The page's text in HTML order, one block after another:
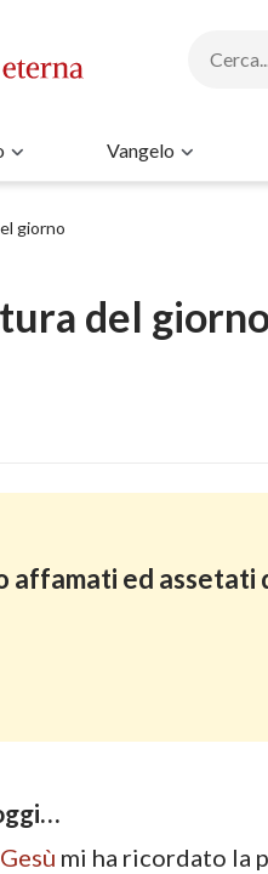
Vangelo
giorno
del
affamati ed assetati
Gesù mi ha ricordato la